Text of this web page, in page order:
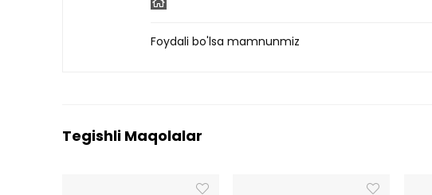
Foydali bo'lsa mamnunmiz
Tegishli Maqolalar